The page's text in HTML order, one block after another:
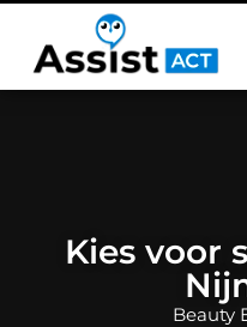
Kies voor
Beauty